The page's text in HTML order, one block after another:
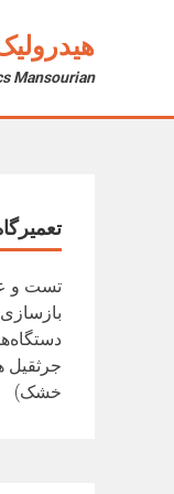
Mansourian
تست و
جرثقیل
خشک)